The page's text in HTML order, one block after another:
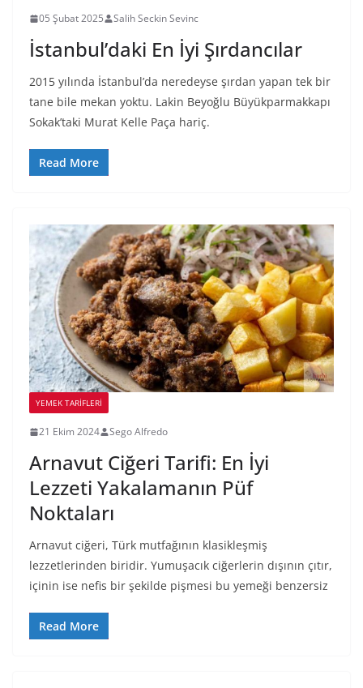
05 Şubat 2025 Salih Seckin Sevinc
İstanbul’daki En İyi Şırdancılar
2015 yılında İstanbul’da neredeyse şırdan yapan tek bir
tane bile mekan yoktu. Lakin Beyoğlu Büyükparmakkapı
Sokak’taki Murat Kelle Paça hariç.
Read More
YEMEK TARİFLERİ
21 Ekim 2024 Sego Alfredo
Arnavut Ciğeri Tarifi: En İyi
Lezzeti Yakalamanın Püf
Noktaları
Arnavut ciğeri, Türk mutfağının klasikleşmiş
lezzetlerinden biridir. Yumuşacık ciğerlerin dışının çıtır,
içinin ise nefis bir şekilde pişmesi bu yemeği benzersiz
Read More